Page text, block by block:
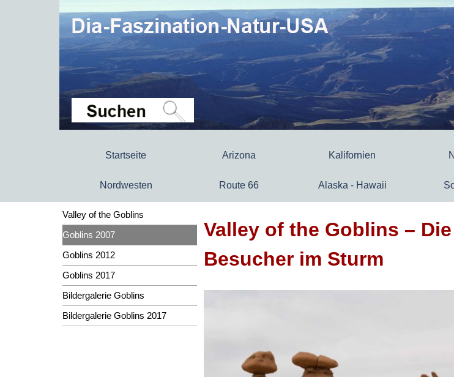
Startseite Arizona Kalifornien
Nordwesten Route 66 Alaska - Hawaii
Valley of the Goblins
Goblins 2007
Goblins 2012
Goblins 2017
Bildergalerie Goblins
Bildergalerie Goblins 2017
Valley of the Goblins –
Besucher im Sturm